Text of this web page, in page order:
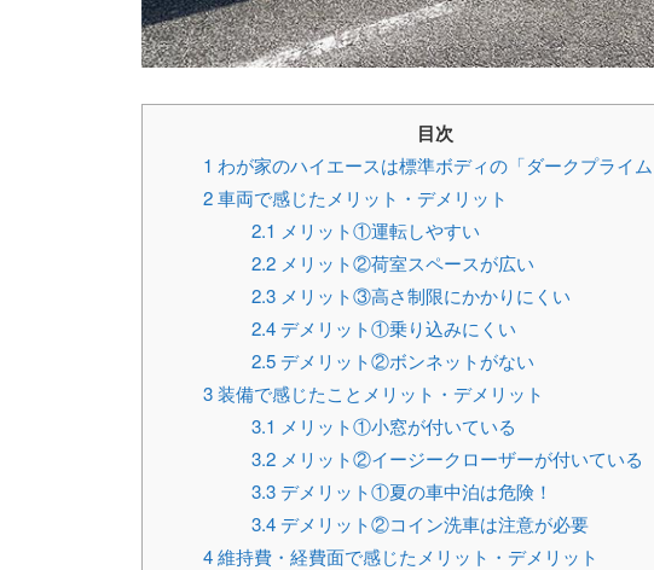
目次
1 わが家のハイエースは標準ボディの「ダークプライ
2車両で感じたメリット・デメリット
2.1 メリット①運転しやすい
2.2 メリット②荷室スペースが広い
2.3 メリット③高さ制限にかかりにくい
2.4 デメリット①乗り込みにくい
2.5 デメリット②ボンネットがない
3装備で感じたことメリット・デメリット
3.1 メリット①小窓が付いている
3.2 メリット②イージークローザーが付いている
3.3 デメリット①夏の車中泊は危険！
3.4 デメリット②コイン洗車は注意が必要
4維持費・経費面で感じたメリット・デメリット